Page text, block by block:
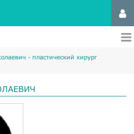
- пластический хирург